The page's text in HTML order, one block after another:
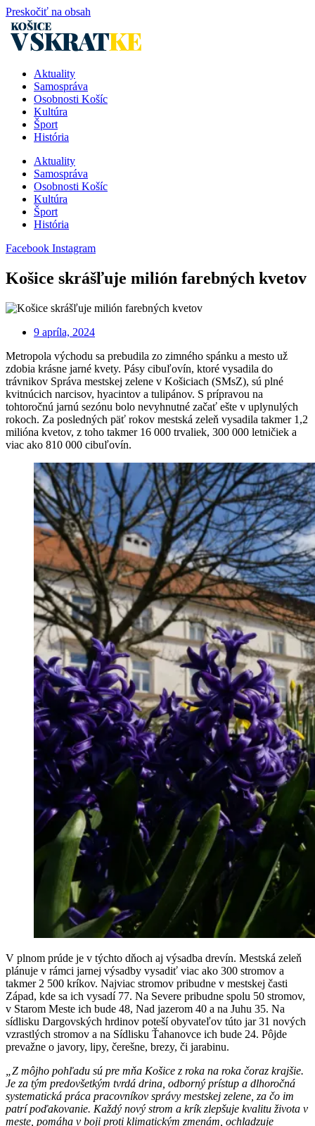
Preskočiť na obsah
Aktuality
Samospráva
Osobnosti Košíc
Kultúra
Šport
História
Aktuality
Samospráva
Osobnosti Košíc
Kultúra
Šport
História
Facebook Instagram
Košice skrášľuje milión farebných kvetov
9 apríla, 2024
Metropola východu sa prebudila zo zimného spánku a mesto už
zdobia krásne jarné kvety. Pásy cibuľovín, ktoré vysadila do
trávnikov Správa mestskej zelene v Košiciach (SMsZ), sú plné
kvitnúcich narcisov, hyacintov a tulipánov. S prípravou na
tohtoročnú jarnú sezónu bolo nevyhnutné začať ešte v uplynulých
rokoch. Za posledných päť rokov mestská zeleň vysadila takmer 1,2
milióna kvetov, z toho takmer 16 000 trvaliek, 300 000 letničiek a
viac ako 810 000 cibuľovín.
V plnom prúde je v týchto dňoch aj výsadba drevín. Mestská zeleň
plánuje v rámci jarnej výsadby vysadiť viac ako 300 stromov a
takmer 2 500 kríkov. Najviac stromov pribudne v mestskej časti
Západ, kde sa ich vysadí 77. Na Severe pribudne spolu 50 stromov,
v Starom Meste ich bude 48, Nad jazerom 40 a na Juhu 35. Na
sídlisku Dargovských hrdinov poteší obyvateľov túto jar 31 nových
vzrastlých stromov a na Sídlisku Ťahanovce ich bude 24. Pôjde
prevažne o javory, lipy, čerešne, brezy, či jarabinu.
„Z môjho pohľadu sú pre mňa Košice z roka na roka čoraz krajšie.
Je za tým predovšetkým tvrdá drina, odborný prístup a dlhoročná
systematická práca pracovníkov správy mestskej zelene, za čo im
patrí poďakovanie. Každý nový strom a krík zlepšuje kvalitu života v
meste, pomáha v boji proti klimatickým zmenám, ochladzuje